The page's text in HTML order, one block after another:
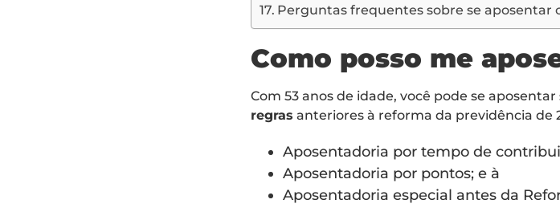
Perguntas frequentes sobre se aposentar
Como posso me
Com 53 anos de idade, você pode se aposentar
regras anteriores à reforma da previdência de
Aposentadoria por tempo de
Aposentadoria por pontos; e à
Aposentadoria especial antes da